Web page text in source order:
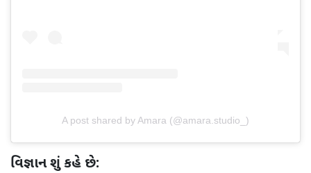
A post shared by Amara (@amara.studio_)
વિજ્ઞાન શું કહે છે: